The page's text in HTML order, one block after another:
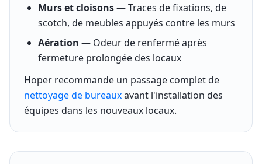
Murs et cloisons— Traces de fixations, de
scotch, de meubles appuyés contre les murs
Aération — Odeur de renfermé après
fermeture prolongée des locaux
Hoper recommande un passage complet de
nettoyage de bureauxavant l'installation des
équipes dans les nouveaux locaux.